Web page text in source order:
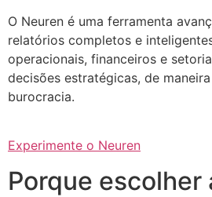
O Neuren é uma ferramenta
relatórios completos e
operacionais, financeiros e
decisões estratégicas, de
burocracia.
Experimente o Neuren
Porque escolher